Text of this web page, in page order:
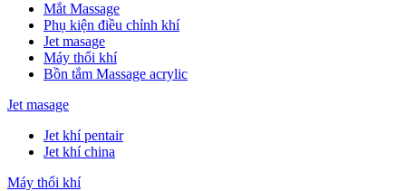
Mắt Massage
Phụ kiện điều chỉnh khí
Jet masage
Máy thổi khí
Bồn tắm Massage acrylic
Jet masage
Jet khí pentair
Jet khí china
Máy thổi khí